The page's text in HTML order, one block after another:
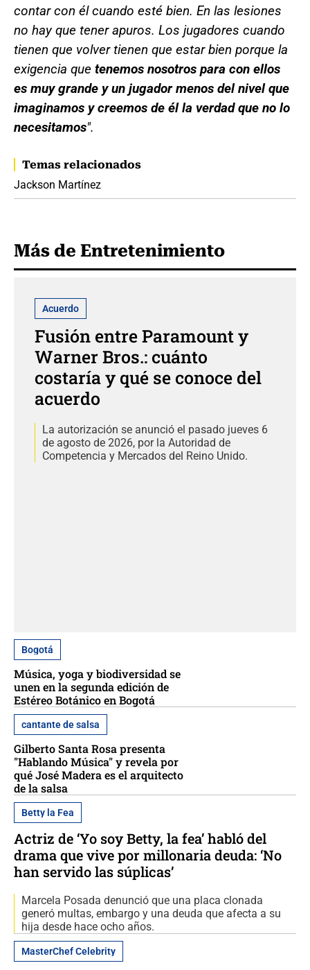
contar con él cuando esté bien. En las lesiones
no hay que tener apuros. Los jugadores cuando
tienen que volver tienen que estar bien porque la
exigencia que tenemos nosotros para con ellos
es muy grande y un jugador menos del nivel que
imaginamos y creemos de él la verdad que no lo
necesitamos".
Temas relacionados
Jackson Martínez
Más de Entretenimiento
Acuerdo
Fusión entre Paramount y
Warner Bros.: cuánto
costaría y qué se conoce del
acuerdo
La autorización se anunció el pasado jueves 6
de agosto de 2026, por la Autoridad de
Competencia y Mercados del Reino Unido.
Bogotá
Música, yoga y biodiversidad se
unen en la segunda edición de
Estéreo Botánico en Bogotá
cantante de salsa
Gilberto Santa Rosa presenta
"Hablando Música" y revela por
qué José Madera es el arquitecto
de la salsa
Betty la Fea
Actriz de ‘Yo soy Betty, la fea’ habló del
drama que vive por millonaria deuda: ‘No
han servido las súplicas’
Marcela Posada denunció que una placa clonada
generó multas, embargo y una deuda que afecta a su
hija desde hace ocho años.
MasterChef Celebrity